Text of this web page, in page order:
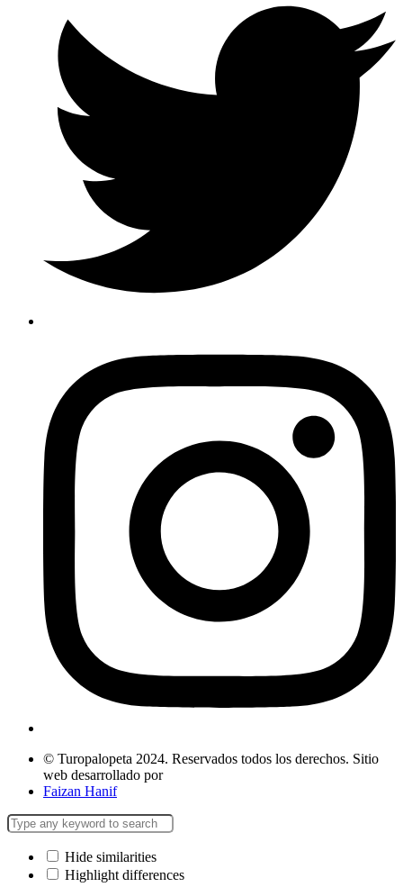
© Turopalopeta 2024. Reservados todos los derechos. Sitio
web desarrollado por
Faizan Hanif
Hide similarities
Highlight differences